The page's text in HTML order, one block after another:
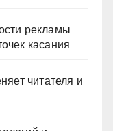
рекламы
касания
читателя и